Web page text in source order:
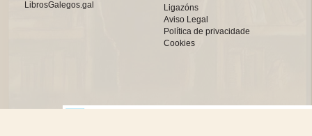
LibrosGalegos.gal
Ligazóns
Aviso Legal
Política de privacidade
Cookies